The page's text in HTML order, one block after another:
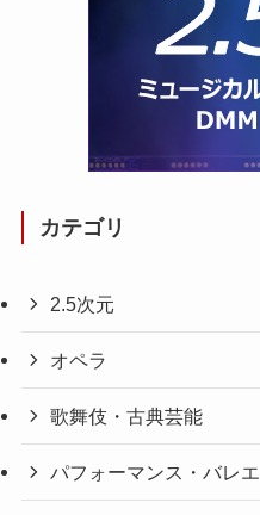
カテゴリ
2.5次元
オペラ
歌舞伎・古典芸能
パフォーマンス・バレエ